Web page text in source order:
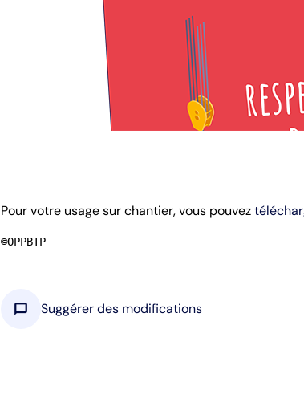
Pour votre usage sur chantier, vous pouvez
©OPPBTP
chat_bubble Suggérer des modifications